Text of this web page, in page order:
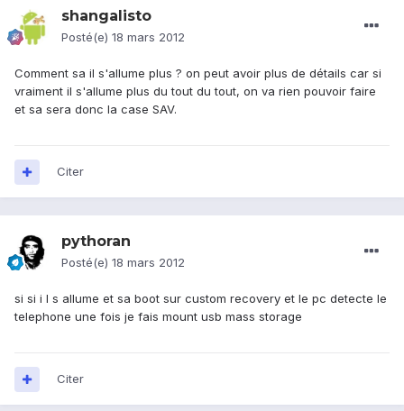
shangalisto
Posté(e) 18 mars 2012
Comment sa il s'allume plus ? on peut avoir plus de détails car si
vraiment il s'allume plus du tout du tout, on va rien pouvoir faire
et sa sera donc la case SAV.
Citer
pythoran
Posté(e) 18 mars 2012
si si i l s allume et sa boot sur custom recovery et le pc detecte le
telephone une fois je fais mount usb mass storage
Citer